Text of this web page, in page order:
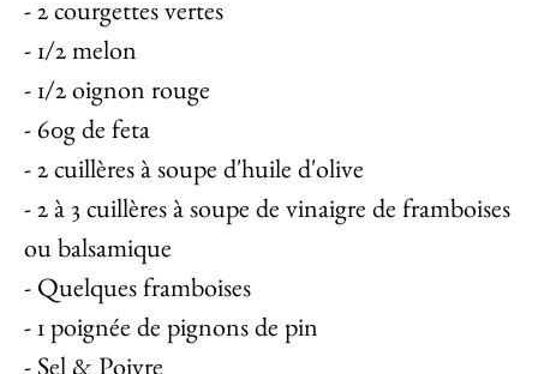
- 2 courgettes vertes
- 1/2 melon
- 1/2 oignon rouge
- 60g de feta
- 2 cuillères à soupe d'huile d'olive
- 2 à 3 cuillères à soupe de vinaigre de framboises
ou balsamique
- Quelques framboises
- 1 poignée de pignons de pin